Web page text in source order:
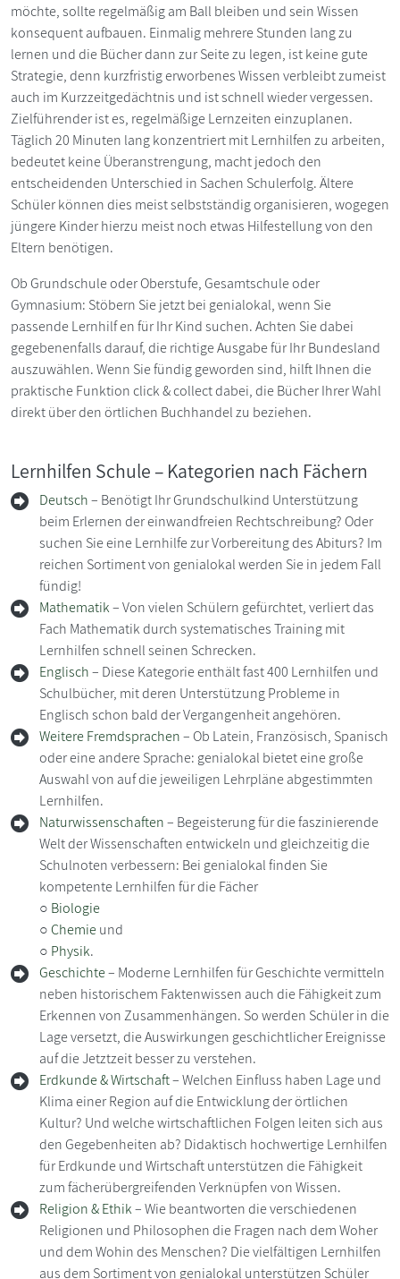
möchte, sollte regelmäßig am Ball bleiben und sein Wissen
konsequent aufbauen. Einmalig mehrere Stunden lang zu
lernen und die Bücher dann zur Seite zu legen, ist keine gute
Strategie, denn kurzfristig erworbenes Wissen verbleibt zumeist
auch im Kurzzeitgedächtnis und ist schnell wieder vergessen.
Zielführender ist es, regelmäßige Lernzeiten einzuplanen.
Täglich 20 Minuten lang konzentriert mit Lernhilfen zu arbeiten,
bedeutet keine Überanstrengung, macht jedoch den
entscheidenden Unterschied in Sachen Schulerfolg. Ältere
Schüler können dies meist selbstständig organisieren, wogegen
jüngere Kinder hierzu meist noch etwas Hilfestellung von den
Eltern benötigen.
Ob Grundschule oder Oberstufe, Gesamtschule oder
Gymnasium: Stöbern Sie jetzt bei genialokal, wenn Sie
passende Lernhilf en für Ihr Kind suchen. Achten Sie dabei
gegebenenfalls darauf, die richtige Ausgabe für Ihr Bundesland
auszuwählen. Wenn Sie fündig geworden sind, hilft Ihnen die
praktische Funktion click & collect dabei, die Bücher Ihrer Wahl
direkt über den örtlichen Buchhandel zu beziehen.
Lernhilfen Schule – Kategorien nach Fächern
Deutsch– Benötigt Ihr Grundschulkind Unterstützung
beim Erlernen der einwandfreien Rechtschreibung? Oder
suchen Sie eine Lernhilfe zur Vorbereitung des Abiturs? Im
reichen Sortiment von genialokal werden Sie in jedem Fall
fündig!
Mathematik– Von vielen Schülern gefürchtet, verliert das
Fach Mathematik durch systematisches Training mit
Lernhilfen schnell seinen Schrecken.
Englisch– Diese Kategorie enthält fast 400 Lernhilfen und
Schulbücher, mit deren Unterstützung Probleme in
Englisch schon bald der Vergangenheit angehören.
Weitere Fremdsprachen– Ob Latein, Französisch, Spanisch
oder eine andere Sprache: genialokal bietet eine große
Auswahl von auf die jeweiligen Lehrpläne abgestimmten
Lernhilfen.
Naturwissenschaften– Begeisterung für die faszinierende
Welt der Wissenschaften entwickeln und gleichzeitig die
Schulnoten verbessern: Bei genialokal finden Sie
kompetente Lernhilfen für die Fächer
○ Biologie
○Chemieund
○ Physik.
Geschichte– Moderne Lernhilfen für Geschichte vermitteln
neben historischem Faktenwissen auch die Fähigkeit zum
Erkennen von Zusammenhängen. So werden Schüler in die
Lage versetzt, die Auswirkungen geschichtlicher Ereignisse
auf die Jetztzeit besser zu verstehen.
Erdkunde & Wirtschaft– Welchen Einfluss haben Lage und
Klima einer Region auf die Entwicklung der örtlichen
Kultur? Und welche wirtschaftlichen Folgen leiten sich aus
den Gegebenheiten ab? Didaktisch hochwertige Lernhilfen
für Erdkunde und Wirtschaft unterstützen die Fähigkeit
zum fächerübergreifenden Verknüpfen von Wissen.
Religion & Ethik– Wie beantworten die verschiedenen
Religionen und Philosophen die Fragen nach dem Woher
und dem Wohin des Menschen? Die vielfältigen Lernhilfen
aus dem Sortiment von genialokal unterstützen Schüler